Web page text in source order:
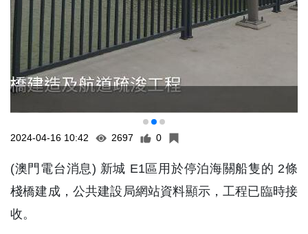
2024-04-16 10:42 2697 0
(澳門電台消息) 新城 E1區用於停泊海關船隻的 2條
棧橋建成，公共建設局網站資料顯示，工程已臨時接
收。